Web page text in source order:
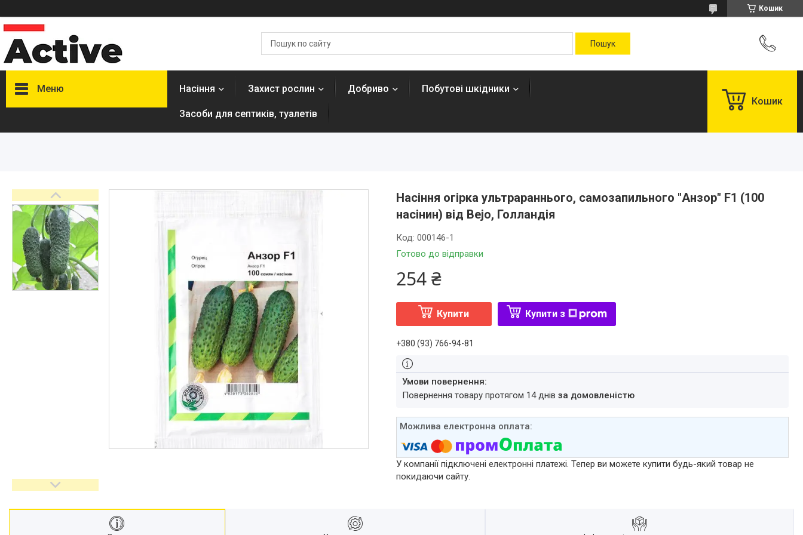
Кошик
Меню
туалетів
Добриво
Насіння Захист рослин Добриво Побутові шкідники
Засоби для септиків, туалетів
Кошик
Насіння огірка ультрараннього, самозапильного "Анзор" F1 (100
насінин) від Bejo, Голландія
Готово до відправки
Код: 000146-1
254 ₴
Купити Купити з
+380 (93) 766-94-81
повернення товару протягом 14 днів за домовленістю
У компанії підключені електронні платежі. Тепер ви можете купити будь-який товар не
покидаючи сайту.